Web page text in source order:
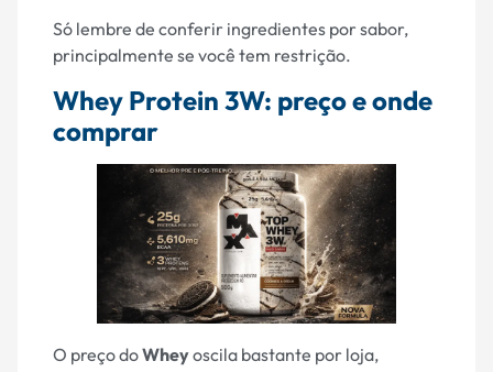
Só lembre de conferir ingredientes por sabor,
principalmente se você tem restrição.
Whey Protein 3W: preço e onde
comprar
O preço doWheyoscila bastante por loja,